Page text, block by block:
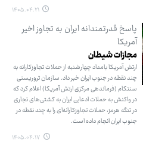
۱۴۰۵.۰۴.۲۱
پاسخ قدرتمندانه ایران به تجاوز اخیر
آمریکا
مجازات شیطان
ارتش آمریکا بامداد چهارشنبه از حملات تجاوزکارانه به
چند نقطه در جنوب ایران خبر داد. سازمان تروریستی
سنتکام (فرماندهی مرکزی ارتش آمریکا) اعلام کرد که
در واکنش به حملات ادعایی ایران به کشتی‌های تجاری
در تنگه هرمز، حملات تجاوزکارانه‌ای را به چند نقطه در
جنوب ایران انجام داده است.
۱۴۰۵.۰۴.۱۷